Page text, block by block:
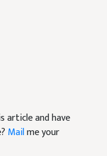
article and have
Mailme your